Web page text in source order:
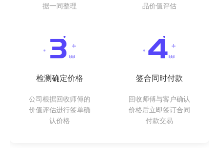
据一同整理
品价值评估
检测确定价格
公司根据回收师傅的
价值评估进行签单确
认价格
签合同时付款
回收师傅与客户确认
价格后立即签订合同
付款交易